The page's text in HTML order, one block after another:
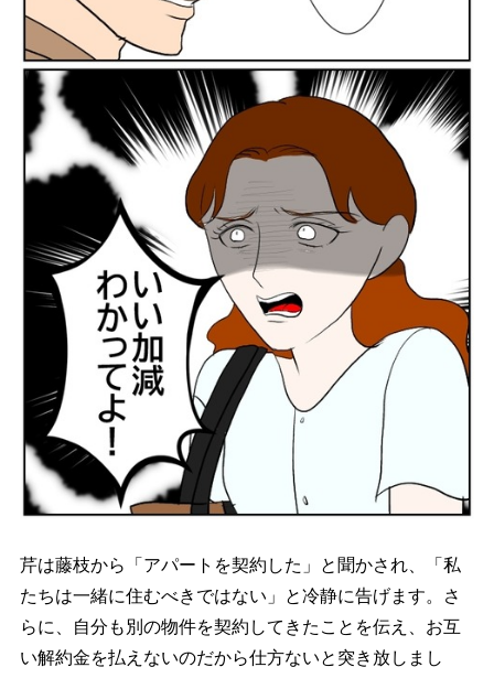
芹は藤枝から「アパートを契約した」と聞かされ、「私
たちは一緒に住むべきではない」と冷静に告げます。さ
らに、自分も別の物件を契約してきたことを伝え、お互
い解約金を払えないのだから仕方ないと突き放しまし